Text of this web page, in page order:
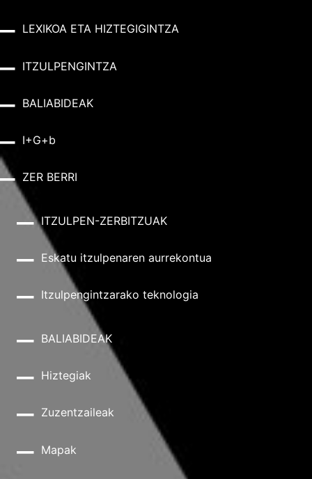
LEXIKOA ETA HIZTEGIGINTZA
ITZULPENGINTZA
BALIABIDEAK
I+G+b
ZER BERRI
ITZULPEN-ZERBITZUAK
Eskatu itzulpenaren aurrekontua
Itzulpengintzarako teknologia
BALIABIDEAK
Hiztegiak
Zuzentzaileak
Mapak